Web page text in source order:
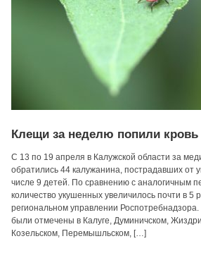
Клещи за неделю попили кровь
С 13 по 19 апреля в Калужской области за
обратились 44 калужанина, пострадавших от
числе 9 детей. По сравнению с аналогичным
количество укушенных увеличилось почти в 5
региональном управлении
были отмечены в Калуге, Думиничском,
Козельском, Перемышльском, […]